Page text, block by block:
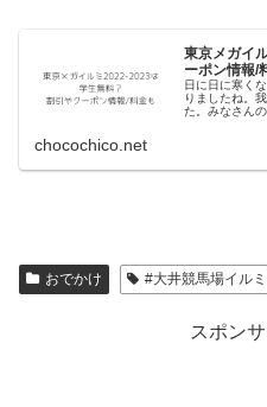
東京メガイ
ーポン情報/
日に日に寒く
りましたね。
た。みなさん
chocochico.net
井 おでかけ #大井競馬場イル
スポン